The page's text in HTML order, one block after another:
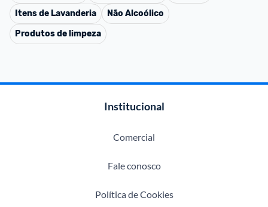
Itens de Lavanderia
Não Alcoólico
Produtos de limpeza
Institucional
Comercial
Fale conosco
Política de Cookies